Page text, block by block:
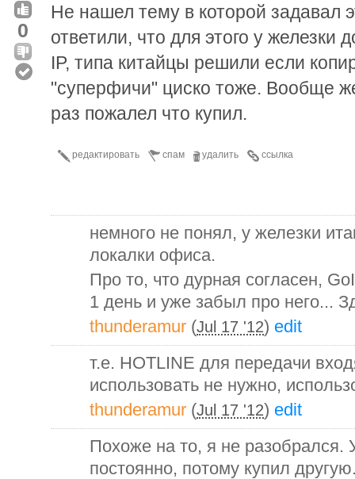
0
Не нашел тему в которой задавал
ответили, что для этого у железки
IP, типа китайцы решили если
"суперфичи" циско тоже. Вообще
раз пожалел что купил.
ссылка
удалить
спам
редактировать
немного не понял, у железки
локалки офиса.
Про то, что дурная согласен,
1 день и уже забыл про него...
thunderamur (Jul 17 '12) edit
т.е. HOTLINE для передачи
использовать не нужно,
thunderamur (Jul 17 '12) edit
Похоже на то, я не
постоянно, потому купил